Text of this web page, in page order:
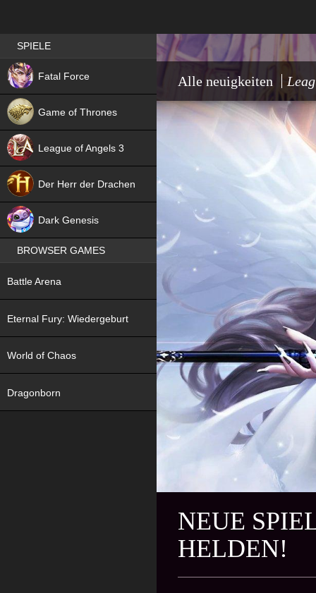
Alle neuigkeiten
NEUE
HELDEN!
Best RPG games in Germany
SPIELE
Fatal Force
NEW
Game of Thrones
League of Angels 3
Der Herr der Drachen
Dark Genesis
BROWSER GAMES
Battle Arena
Eternal Fury: Wiedergeburt
World of Chaos
Dragonborn